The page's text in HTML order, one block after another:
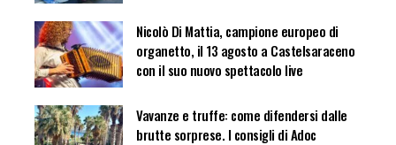
Nicolò Di Mattia, campione europeo di
organetto, il 13 agosto a Castelsaraceno
con il suo nuovo spettacolo live
Vavanze e truffe: come difendersi dalle
brutte sorprese. I consigli di Adoc